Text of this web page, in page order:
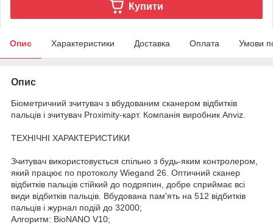
Купити
Опис Характеристики Доставка Оплата Умови
Опис
Біометричний зчитувач з вбудованим сканером відбитків
пальців і зчитувач Proximity-карт. Компанія виробник Anviz.
ТЕХНІЧНІ ХАРАКТЕРИСТИКИ
Зчитувач використовується спільно з будь-яким контролером,
який працює по протоколу Wiegand 26. Оптичний сканер
відбитків пальців стійкий до подряпин, добре сприймає всі
види відбитків пальців. Вбудована пам'ять на 512 відбитків
пальців і журнал подій до 32000;
Алгоритм: BioNANO V10;